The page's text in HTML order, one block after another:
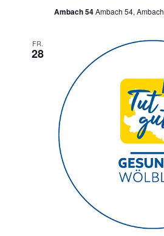
Ambach 54Ambach 54, Ambach
FR.
28